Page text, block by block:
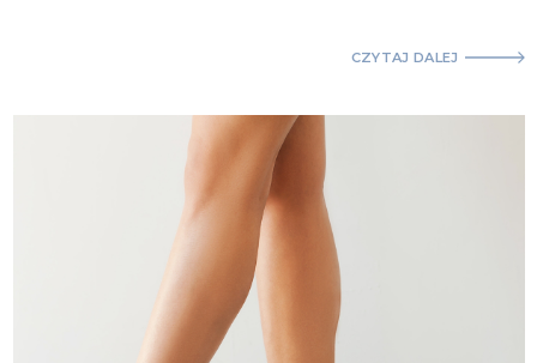
CZYTAJ DALEJ